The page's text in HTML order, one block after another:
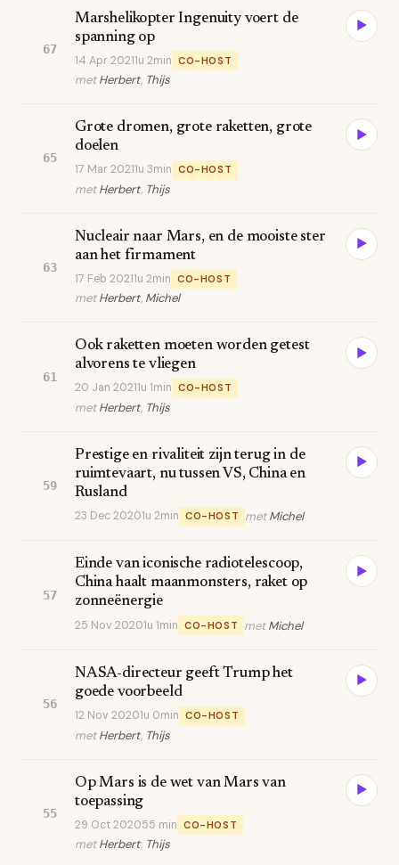
67
Marshelikopter Ingenuity voert de
spanning op
14 Apr 20211u 2min CO-HOST
metHerbert, Thijs
▶
65
Grote dromen, grote raketten, grote
doelen
17 Mar 20211u 3min CO-HOST
metHerbert, Thijs
▶
63
Nucleair naar Mars, en de mooiste ster
aan het firmament
17 Feb 20211u 2min CO-HOST
metHerbert, Michel
▶
61
Ook raketten moeten worden getest
alvorens te vliegen
20 Jan 20211u 1min CO-HOST
metHerbert, Thijs
▶
59
Prestige en rivaliteit zijn terug in de
ruimtevaart, nu tussen VS, China en
Rusland
23 Dec 20201u 2min CO-HOST metMichel
▶
57
Einde van iconische radiotelescoop,
China haalt maanmonsters, raket op
zonneënergie
25 Nov 20201u 1min CO-HOST metMichel
▶
56
NASA-directeur geeft Trump het
goede voorbeeld
12 Nov 20201u 0min CO-HOST
metHerbert, Thijs
▶
55
Op Mars is de wet van Mars van
toepassing
29 Oct 202055 min CO-HOST
metHerbert, Thijs
▶